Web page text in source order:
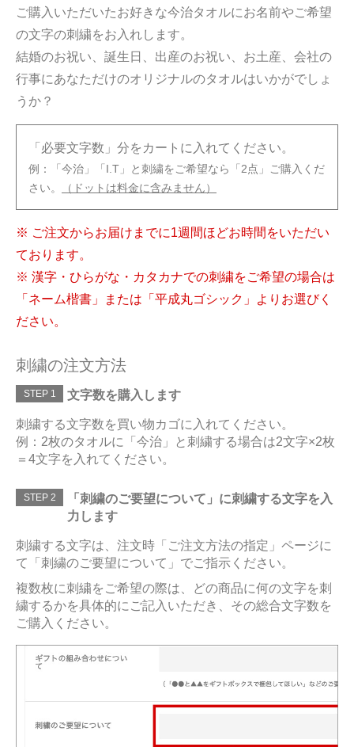
ご購入いただいたお好きな今治タオルにお名前やご希望
の文字の刺繍をお入れします。
結婚のお祝い、誕生日、出産のお祝い、お土産、会社の
行事にあなただけのオリジナルのタオルはいかがでしょ
うか？
「必要文字数」分をカートに入れてください。
例：「今治」「I.T」と刺繍をご希望なら「2点」ご購入くだ
さい。
（ドットは料金に含みません）
※ ご注文からお届けまでに1週間ほどお時間をいただい
ております。
※ 漢字・ひらがな・カタカナでの刺繍をご希望の場合は
「ネーム楷書」または「平成丸ゴシック」よりお選びく
ださい。
刺繍の注文方法
STEP 1 文字数を購入します
刺繍する文字数を買い物カゴに入れてください。
例：2枚のタオルに「今治」と刺繍する場合は2文字×2枚
＝4文字を入れてください。
STEP 2
「刺繍のご要望について」に刺繍する文字を入
力します
刺繍する文字は、注文時「ご注文方法の指定」ページに
て「刺繍のご要望について」でご指示ください。
複数枚に刺繍をご希望の際は、どの商品に何の文字を刺
繍するかを具体的にご記入いただき、その総合文字数を
ご購入ください。